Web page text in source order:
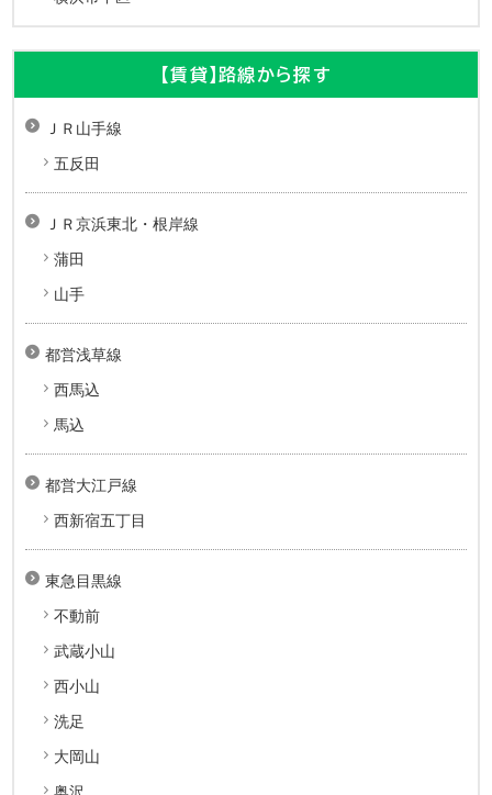
【賃貸】路線から探す
ＪＲ山手線
五反田
ＪＲ京浜東北・根岸線
蒲田
山手
都営浅草線
西馬込
馬込
都営大江戸線
西新宿五丁目
東急目黒線
不動前
武蔵小山
西小山
洗足
大岡山
奥沢